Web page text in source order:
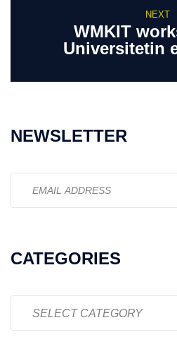
NEXT
WMKIT
Universitetin
NEWSLETTER
address:
CATEGORIES